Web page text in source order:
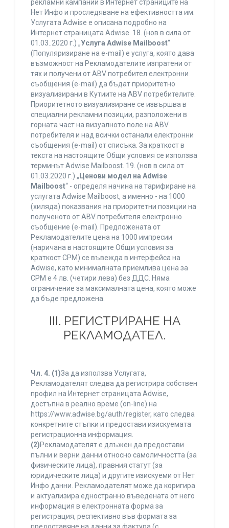
рекламни кампании в Интернет страниците на
Нет Инфо и проследяване на ефективността им.
Услугата Adwise е описана подробно на
Интернет страницата Adwise. 18. (нов в сила от
01.03..2020 г.) „Услуга Adwise Mailboost“
(Популяризиране на e-mail) е услуга, която дава
възможност на Рекламодателите изпратени от
тях и получени от ABV потребител електронни
съобщения (e-mail) да бъдат приоритетно
визуализирани в Кутиите на ABV потребителите.
Приоритетното визуализиране се извършва в
специални рекламни позиции, разположени в
горната част на визуалното поле на ABV
потребителя и над всички останали електронни
съобщения (e-mail) от списъка. За краткост в
текста на настоящите Общи условия се използва
терминът Adwise Mailboost. 19. (нов в сила от
01.03.2020 г.) „ Ценови модел на Adwise
Mailboost“ - определя начина на тарифиране на
услугата Adwise Mailboost, а именно - на 1000
(хиляда) показвания на приоритетни позиции на
полученото от ABV потребителя електронно
съобщение (e-mail). Предложената от
Рекламодателите цена на 1000 импресии
(наричана в настоящите Общи условия за
краткост CPM) се въвежда в интерфейса на
Adwise, като минималната приемлива цена за
CPM е 4 лв. (четири лева) без ДДС. Няма
ограничение за максималната цена, която може
да бъде предложена.
ІІІ. РЕГИСТРИРАНЕ НА
РЕКЛАМОДАТЕЛ.
Чл. 4. (1)За да използва Услугата,
Рекламодателят следва да регистрира собствен
профил на Интернет страницата Adwise,
достъпна в реално време (on-line) на
https://www.adwise.bg/auth/register, като следва
конкретните стъпки и предостави изискуемата
регистрационна информация.
(2)Рекламодателят е длъжен да предостави
пълни и верни данни относно самоличността (за
физическите лица), правния статут (за
юридическите лица) и другите изискуеми от Нет
Инфо данни. Рекламодателят може да коригира
и актуализира едностранно въведената от него
информация в електронната форма за
регистрация, респективно във формата за